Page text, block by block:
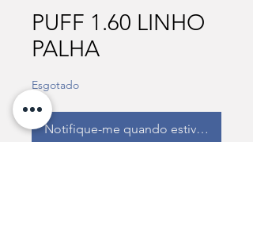
PUFF 1.60 LINHO
PALHA
Esgotado
Notifique-me quando estiver